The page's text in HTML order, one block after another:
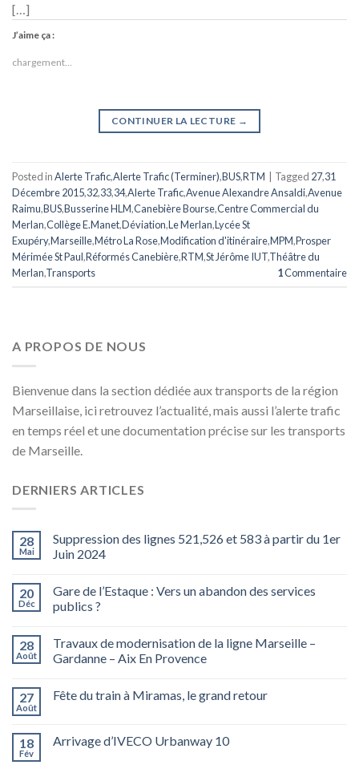
[…]
J’aime ça :
chargement…
CONTINUER LA LECTURE →
Posted inAlerte Trafic,Alerte Trafic (Terminer),BUS,RTM | Tagged 27,31
Décembre 2015,32,33,34,Alerte Trafic,Avenue Alexandre Ansaldi,Avenue
Raimu,BUS,Busserine HLM,Canebière Bourse,Centre Commercial du
Merlan,Collège E.Manet,Déviation,Le Merlan,Lycée St
Exupéry,Marseille,Métro La Rose,Modification d'itinéraire,MPM,Prosper
Mérimée St Paul,Réformés Canebière,RTM,St Jérôme IUT,Théâtre du
Merlan,Transports 1Commentaire
A PROPOS DE NOUS
Bienvenue dans la section dédiée aux transports de la région
Marseillaise, ici retrouvez l’actualité, mais aussi l’alerte trafic
en temps réel et une documentation précise sur les transports
de Marseille.
DERNIERS ARTICLES
28
Mai
Suppression des lignes 521,526 et 583 à partir du 1er
Juin 2024
20
Déc
Gare de l’Estaque : Vers un abandon des services
publics ?
28
Août
Travaux de modernisation de la ligne Marseille –
Gardanne – Aix En Provence
27
Août
Fête du train à Miramas, le grand retour
18
Fév
Arrivage d’IVECO Urbanway 10